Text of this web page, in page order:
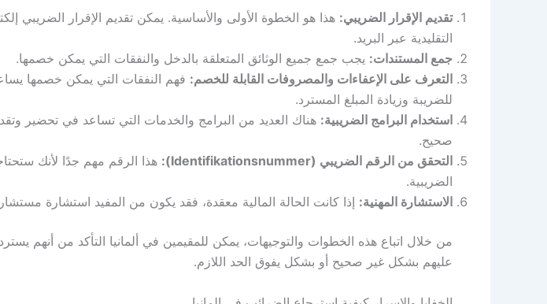
تقديم الإقرار الضريبي: هذا هو الخطوة الأولى والأساسية. يمكن تقديم الإقرار الضريبي
التقليدية عبر البريد.
جمع المستندات: يجب جمع جميع الوثائق المتعلقة بالدخل والنفقات التي يمكن خصمها.
التعرف على الإعفاءات والمصروفات القابلة للخصم: فهم النفقات التي يمكن خصمها
للضريبة وزيادة المبلغ المسترد.
استخدام البرامج الضريبية: هناك العديد من البرامج والخدمات التي تساعد في تحضير
صحيح.
التحقق من الرقم الضريبي (Identifikationsnummer):
هذا الرقم مهم جدًا لأنك
الضريبية.
الاستشارة المهنية: إذا كانت الحالة المالية معقدة، فقد يكون من المفيد استشارة
من خلال اتباع هذه الخطوات والتوجيهات، يمكن للمقيمين في ألمانيا التأكد من أنهم
عليهم بشكل غير صحيح أو بشكل يفوق الحد اللازم.